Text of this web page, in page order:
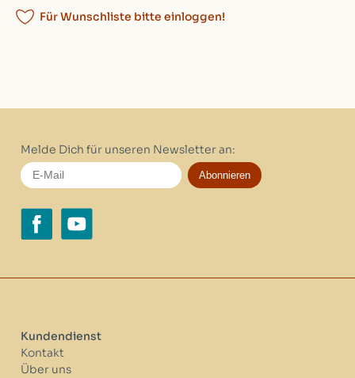
Für Wunschliste bitte einloggen!
Melde Dich für unseren Newsletter an:
Abonnieren
Kundendienst
Kontakt
Über uns